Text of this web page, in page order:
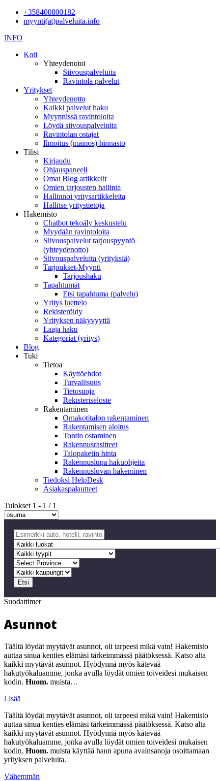
+358400800182
myynti(at)palveluita.info
INFO
Koti
Yhteydenotot
Siivouspalveluita
Ravintola palvelut
Yritykset
Yhteydenotto
Kaikki palvelut haku
Myynnissä ravintoloita
Löydä siivouspalveluita
Ravintolan ostajat
Ilmoitus (mainos) hinnasto
Tilisi
Kirjaudu
Ohjauspaneeli
Omat Blog artikkelit
Omien tarjousten hallinta
Hallinnoi yritysartikkeleita
Hallitse yritystietoja
Hakemisto
Chatbot tekoäly keskustelu
Myydään ravintoloita
Siivouspalvelut tarjouspyyntö
(yhteydenotto)
Siivouspalveluita (yrityksiä)
Tarjoukset-Myynti
Tarjoushaku
Tapahtumat
Etsi tapahtuma (palvelu)
Yritys luettelo
Rekisteröidy
Yrityksen näkyvyyttä
Laaja haku
Kategoriat (yritys)
Blog
Tuki
Tietoa
Käyttöehdot
Turvallisuus
Tietosuoja
Rekisteriseloste
Rakentaminen
Omakotitalon rakentaminen
Rakentamisen aloitus
Tontin ostaminen
Rakennusrasitteet
Talopaketin hinta
Rakennuslupa hakuohjeita
Rakennusluvan hakeminen
Tiedoksi HelpDesk
Asiakaspalautteet
Tulokset 1 - 1 / 1
Etsi
Suodattimet
Asunnot
Täältä löydät myytävät asunnot, oli tarpeesi mikä vain! Hakemisto
auttaa sinua kenties elämäsi tärkeimmässä päätöksessä. Katso alta
kaikki myytävät asunnot. Hyödynnä myös kätevää
hakutyökaluamme, jonka avulla löydät omien toiveidesi mukaisen
kodin. Huom. muista…
Lisää
Täältä löydät myytävät asunnot, oli tarpeesi mikä vain! Hakemisto
auttaa sinua kenties elämäsi tärkeimmässä päätöksessä. Katso alta
kaikki myytävät asunnot. Hyödynnä myös kätevää
hakutyökaluamme, jonka avulla löydät omien toiveidesi mukaisen
kodin. Huom. muista käyttää haun apuna avainsanoja osoittamaan
yrityksen palveluita.
Vähemmän